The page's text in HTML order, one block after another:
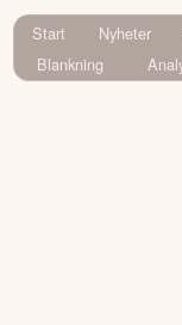
Start Nyheter
Blankning